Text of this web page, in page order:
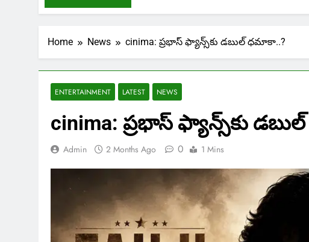
Home News cinima: ప్రభాస్ ఫ్యాన్స్‌కు డబుల్ ధమాకా..?
ENTERTAINMENT LATEST NEWS
cinima: ప్రభాస్ ఫ్యాన్స్‌కు
Admin 2 Months Ago 0 1 Mins